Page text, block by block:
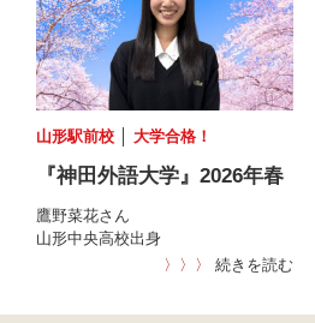
山形駅前校 │大学合格！
『神田外語大学』2026年春
鷹野菜花さん
山形中央高校出身
〉〉〉
続きを読む